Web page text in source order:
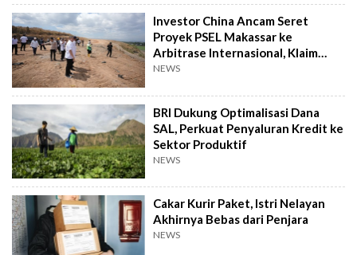
Investor China Ancam Seret
Proyek PSEL Makassar ke
Arbitrase Internasional, Klaim
Rugi Rp2,4 T
NEWS
BRI Dukung Optimalisasi Dana
SAL, Perkuat Penyaluran Kredit ke
Sektor Produktif
NEWS
Cakar Kurir Paket, Istri Nelayan
Akhirnya Bebas dari Penjara
NEWS